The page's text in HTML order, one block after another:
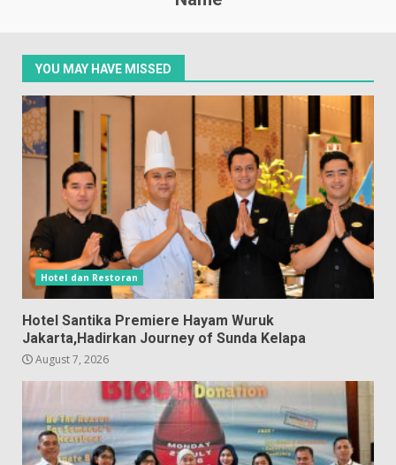
YOU MAY HAVE MISSED
Hotel dan Restoran
Hotel Santika Premiere Hayam Wuruk
Jakarta,Hadirkan Journey of Sunda Kelapa
August 7, 2026